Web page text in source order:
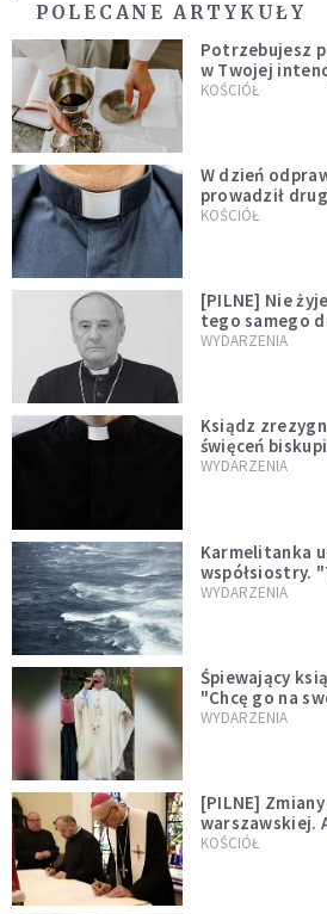
POLECANE ARTYKUŁY
Potrzebujesz
w Twojej
KOŚCIÓŁ
W dzień
prowadził
kazał mu
KOŚCIÓŁ
[PILNE] Nie
tego samego
sprawował
WYDARZENIA
Ksiądz
święceń
niegodny"
WYDARZENIA
Karmelitanka
współsiostry.
miłości"
WYDARZENIA
Śpiewający
"Chcę go na
WYDARZENIA
[PILNE]
warszawskiej.
wręczył
KOŚCIÓŁ